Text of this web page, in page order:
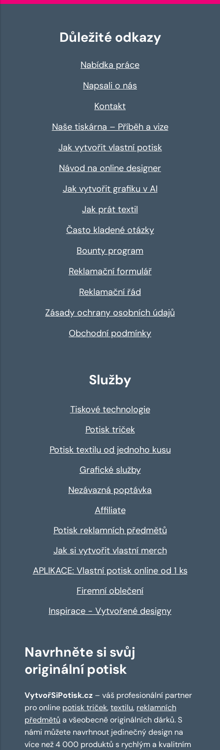
Důležité odkazy
Nabídka práce
Napsali o nás
Kontakt
Naše tiskárna – Příběh a vize
Jak vytvořit vlastní potisk
Návod na online designer
Jak vytvořit grafiku v AI
Jak prát textil
Často kladené otázky
Bounty program
Reklamační formulář
Reklamační řád
Zásady ochrany osobních údajů
Obchodní podmínky
Služby
Tiskové technologie
Potisk triček
Potisk textilu od jednoho kusu
Grafické služby
Nezávazná poptávka
Affiliate
Potisk reklamních předmětů
Jak si vytvořit vlastní merch
APLIKACE: Vlastní potisk online od 1 ks
Firemní oblečení
Inspirace - Vytvořené designy
Navrhněte si svůj
originální potisk
VytvořSiPotisk.cz – váš profesionální partner
pro online potisk triček,textilu, reklamních
předmětů a všeobecně originálních dárků. S
námi můžete navrhnout jedinečný design na
více než 4 000 produktů s rychlým a kvalitním